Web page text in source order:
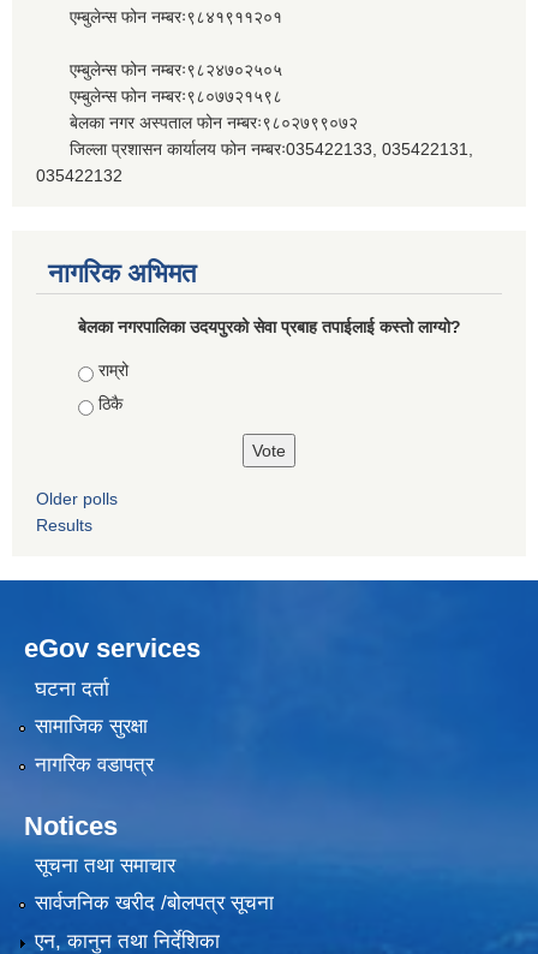
एम्बुलेन्स फोन नम्बरः९८४१९११२०१
एम्बुलेन्स फोन नम्बरः९८२४७०२५०५
एम्बुलेन्स फोन नम्बरः९८०७७२१५९८
बेलका नगर अस्पताल फोन नम्बरः९८०२७९९०७२
जिल्ला प्रशासन कार्यालय फोन नम्बरः035422133, 035422131,
035422132
नागरिक अभिमत
बेलका नगरपालिका उदयपुरको सेवा प्रबाह तपाईलाई कस्तो लाग्यो?
Choices
राम्रो
ठिकै
Older polls
Results
eGov services
घटना दर्ता
सामाजिक सुरक्षा
नागरिक वडापत्र
Notices
सूचना तथा समाचार
सार्वजनिक खरीद /बोलपत्र सूचना
एन, कानुन तथा निर्देशिका